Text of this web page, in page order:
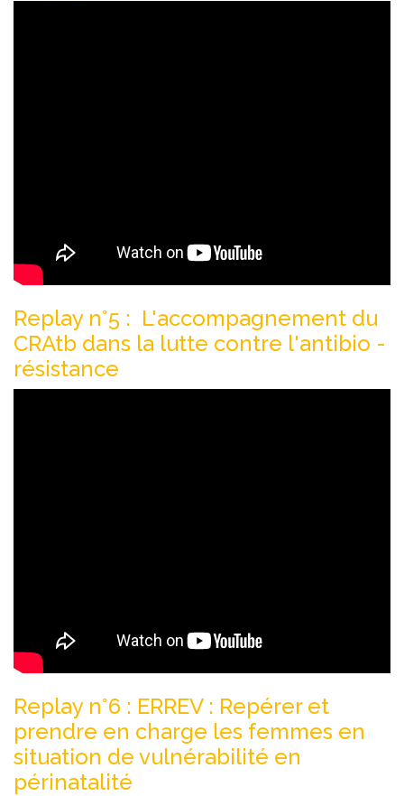
Replay n°5 : L'accompagnement du
CRAtb dans la lutte contre l'antibio -
résistance
Replay n°6 : ERREV : Repérer et
prendre en charge les femmes en
situation de vulnérabilité en
périnatalité